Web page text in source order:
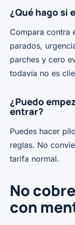
¿Qué hago si
Compara contra
parados,
parches y cero
todavía no es
¿Puedo
entrar?
Puedes hacer
reglas. No
tarifa normal.
No
con